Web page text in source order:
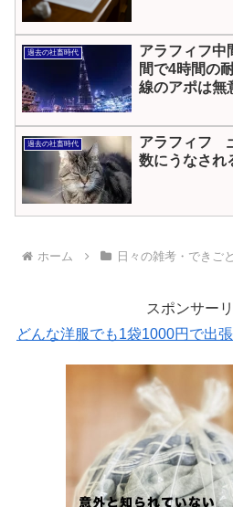
過去の社畜時代
アラフィフ中
間で4時間の
線のアポは無
過去の社畜時代
アラフィフ
数にうなされ
ホーム 日々の雑考・できごと
スポンサー
どんな洋服でも1袋1000円で出